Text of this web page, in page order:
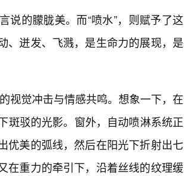
说的朦胧美。而“喷水”，则赋予了这
、迸发、飞溅，是生命力的展现，是
视觉冲击与情感共鸣。想象一下，在
斑驳的光影。窗外，自动喷淋系统正
优美的弧线，然后在阳光下折射出七
在重力的牵引下，沿着丝线的纹理缓